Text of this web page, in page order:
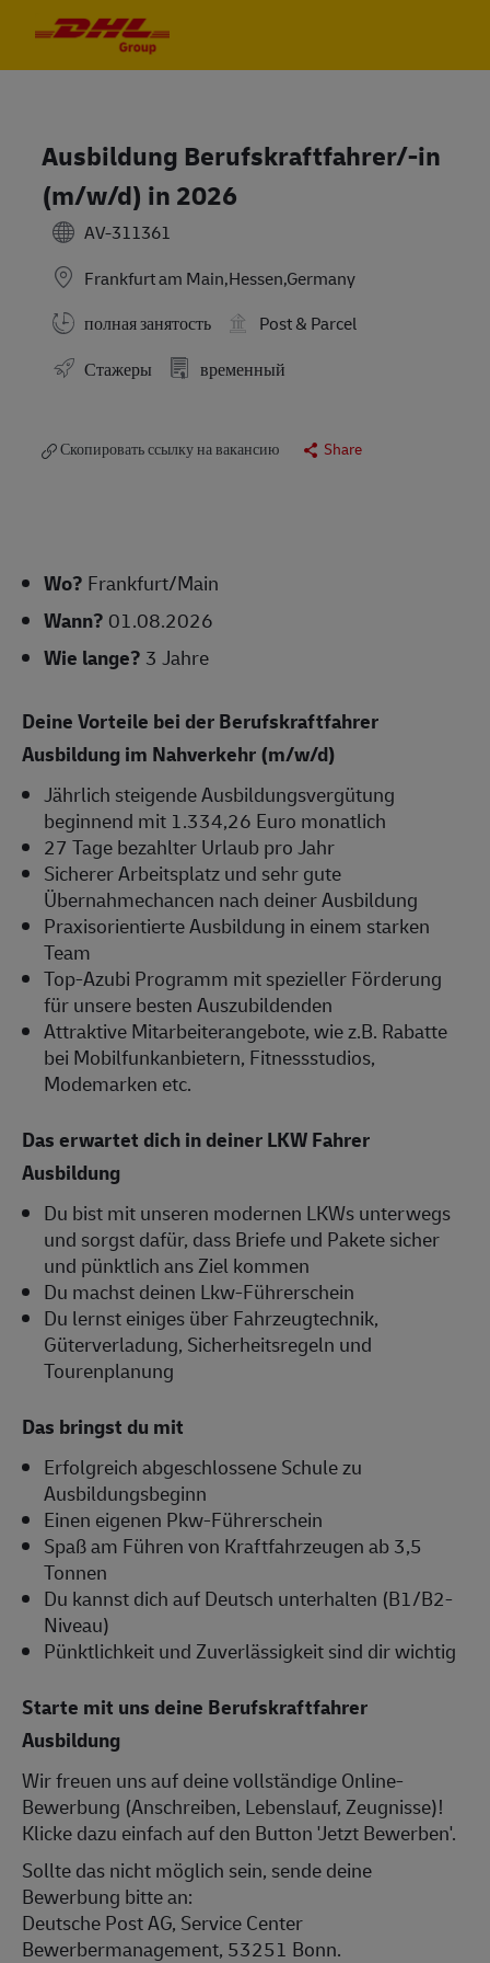
Ausbildung Berufskraftfahrer/-in
(m/w/d) in 2026
AV-311361
Frankfurt am Main,Hessen,Germany
полная занятость
Post & Parcel
Стажеры
временный
Скопировать ссылку на вакансию Share
Wo? Frankfurt/Main
Wann? 01.08.2026
Wie lange? 3 Jahre
Deine Vorteile bei der Berufskraftfahrer
Ausbildung im Nahverkehr (m/w/d)
Jährlich steigende Ausbildungsvergütung
beginnend mit 1.334,26 Euro monatlich
27 Tage bezahlter Urlaub pro Jahr
Sicherer Arbeitsplatz und sehr gute
Übernahmechancen nach deiner Ausbildung
Praxisorientierte Ausbildung in einem starken
Team
Top-Azubi Programm mit spezieller Förderung
für unsere besten Auszubildenden
Attraktive Mitarbeiterangebote, wie z.B. Rabatte
bei Mobilfunkanbietern, Fitnessstudios,
Modemarken etc.
Das erwartet dich in deiner LKW Fahrer
Ausbildung
Du bist mit unseren modernen LKWs unterwegs
und sorgst dafür, dass Briefe und Pakete sicher
und pünktlich ans Ziel kommen
Du machst deinen Lkw-Führerschein
Du lernst einiges über Fahrzeugtechnik,
Güterverladung, Sicherheitsregeln und
Tourenplanung
Das bringst du mit
Erfolgreich abgeschlossene Schule zu
Ausbildungsbeginn
Einen eigenen Pkw-Führerschein
Spaß am Führen von Kraftfahrzeugen ab 3,5
Tonnen
Du kannst dich auf Deutsch unterhalten (B1/B2-
Niveau)
Pünktlichkeit und Zuverlässigkeit sind dir wichtig
Starte mit uns deine Berufskraftfahrer
Ausbildung
Wir freuen uns auf deine vollständige Online-
Bewerbung (Anschreiben, Lebenslauf, Zeugnisse)!
Klicke dazu einfach auf den Button 'Jetzt Bewerben'.
Sollte das nicht möglich sein, sende deine
Bewerbung bitte an:
Deutsche Post AG, Service Center
Bewerbermanagement, 53251 Bonn.